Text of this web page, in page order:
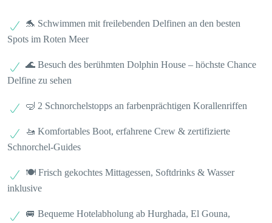
🐬 Schwimmen mit freilebenden Delfinen an den besten
Spots im Roten Meer
🌊 Besuch des berühmten Dolphin House – höchste Chance
Delfine zu sehen
🤿 2 Schnorchelstopps an farbenprächtigen Korallenriffen
🚤 Komfortables Boot, erfahrene Crew & zertifizierte
Schnorchel-Guides
🍽️ Frisch gekochtes Mittagessen, Softdrinks & Wasser
inklusive
🚐 Bequeme Hotelabholung ab Hurghada, El Gouna,